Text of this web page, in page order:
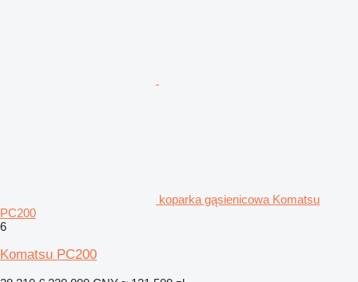
koparka gąsienicowa Komatsu
PC200
6
Komatsu PC200